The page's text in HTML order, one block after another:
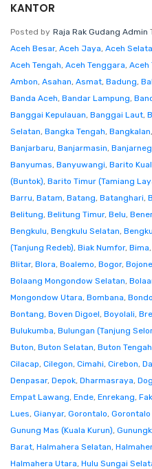
KANTOR
Posted by Raja Rak Gudang Admin
Aceh Besar, Aceh Jaya, Aceh
Aceh Tengah, Aceh Tenggara, Aceh
Ambon, Asahan, Asmat, Badung,
Banda Aceh, Bandar Lampung,
Banggai Kepulauan, Banggai Laut,
Selatan, Bangka Tengah, Bangkalan,
Banjarbaru, Banjarmasin,
Banyumas, Banyuwangi, Barito
(Buntok), Barito Timur (Tamiang
Barru, Batam, Batang, Batanghari,
Belitung, Belitung Timur, Belu,
Bengkulu, Bengkulu Selatan,
(Tanjung Redeb), Biak Numfor, Bima,
Blitar, Blora, Boalemo, Bogor,
Bolaang Mongondow Selatan,
Mongondow Utara, Bombana,
Bontang, Boven Digoel, Boyolali,
Bulukumba, Bulungan (Tanjung
Buton, Buton Selatan, Buton Tengah
Cilacap, Cilegon, Cimahi, Cirebon,
Denpasar, Depok, Dharmasraya,
Empat Lawang, Ende, Enrekang,
Lues, Gianyar, Gorontalo, Gorontalo
Gunung Mas (Kuala Kurun),
Barat, Halmahera Selatan,
Halmahera Utara, Hulu Sungai